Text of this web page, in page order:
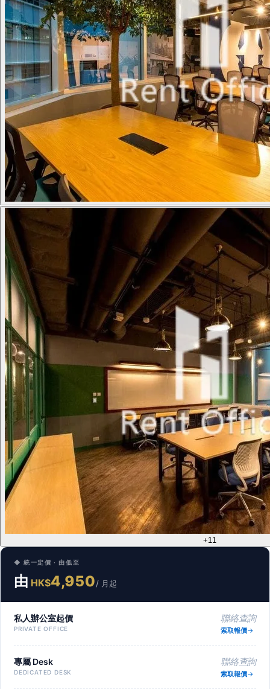
+11
◆ 統一定價 · 由低至
由 HK$4,950/ 月起
私人辦公室起價
PRIVATE OFFICE
聯絡查詢
索取報價
專屬 Desk
DEDICATED DESK
聯絡查詢
索取報價